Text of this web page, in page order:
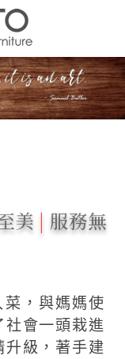
美 | 服務無
，與媽媽使
會一頭栽進
級，著手建